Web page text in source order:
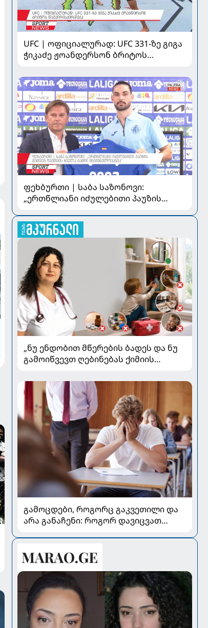
UFC | ოფიციალურად: UFC 331-ზე გიგა
ჭიკაძე ჟოანდერსონ ბრიტოს
ფეხბურთი | საბა საზონოვი:
„ერთწლიანი იძულებითი პაუზის
მნიშვნელოვანია“
„ნუ ენდობით მწერების ბადეს და ნუ
გამოიწვევთ ღებინებას ქიმიის
ბავშვი კრიტიკულ სიტუაციაში,
პედიატრ სალომე ახვლედიანის
რჩევები
გამოცდები, როგორც გაკვეთილი და
არა განაჩენი: როგორ დავიცვათ